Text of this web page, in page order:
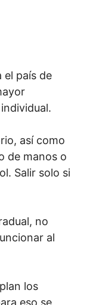
el país de
así como
de manos o
Salir solo si
no
al
los
eso se